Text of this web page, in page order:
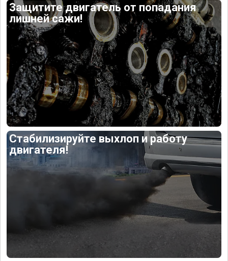
Защитите двигатель от попадания
лишней сажи!
Стабилизируйте выхлоп и работу
двигателя!